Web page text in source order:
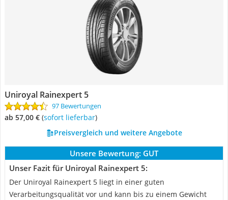
Uniroyal Rainexpert 5
97 Bewertungen
ab 57,00 € ( Sofort lieferbar)
Preisvergleich und weitere Angebote
Unsere Bewertung: GUT
Unser Fazit für Uniroyal Rainexpert 5:
Der Uniroyal Rainexpert 5 liegt in einer guten
Verarbeitungsqualität vor und kann bis zu einem Gewicht